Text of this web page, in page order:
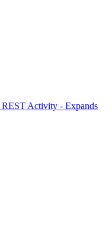
REST Activity - Expands